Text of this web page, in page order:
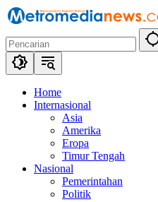
Langsung
ke
konten
Home
Internasional
Asia
Amerika
Eropa
Timur Tengah
Nasional
Pemerintahan
Politik